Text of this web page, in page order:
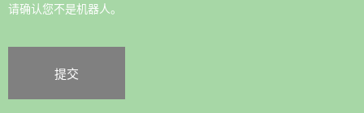
请确认您不是机器人。